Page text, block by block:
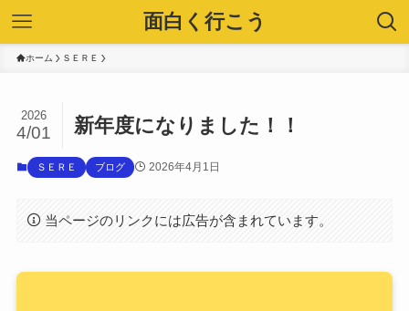
面白く行こう
ホーム ＳＥＲＥ
新年度になりました！！
2026
4/01
ＳＥＲＥ ブログ 2026年4月1日
当ページのリンクには広告が含まれています。